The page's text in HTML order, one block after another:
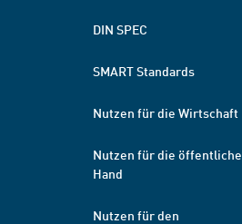
DIN SPEC
SMART Standards
Nutzen für die Wirtschaft
Nutzen für die öffentliche
Hand
Nutzen für den